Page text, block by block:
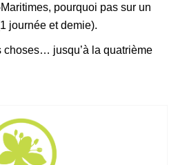
pourquoi pas sur un
journée et demie).
jusqu’à la quatrième